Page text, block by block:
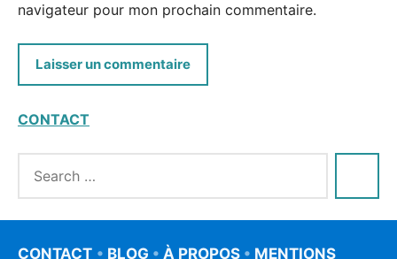
navigateur pour mon prochain commentaire.
CONTACT
CONTACT • BLOG • À PROPOS • MENTIONS